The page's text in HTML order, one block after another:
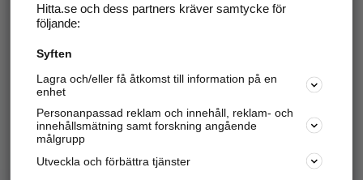
Hitta.se - Gratis nummerupplysning.
Sök företag, personer och platser.
Hitta telefonnummer, adresser, företagsinfo mm.
Marknadsför företaget
Hitta.se och dess partners kräver samtycke för
följande:
Syften
Lagra och/eller få åtkomst till information på en
enhet
Personanpassad reklam och innehåll, reklam- och
innehållsmätning samt forskning angående
målgrupp
Utveckla och förbättra tjänster